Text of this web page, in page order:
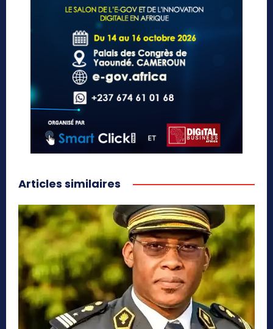
Articles similaires